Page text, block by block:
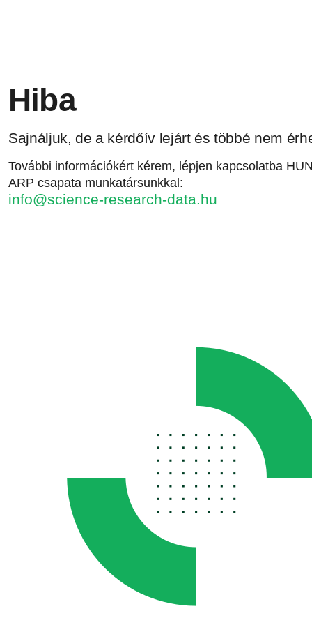
Hiba
Sajnáljuk, de a kérdőív lejárt és többé nem
További információkért kérem, lépjen kapcsolatba
ARP csapata munkatársunkkal:
info@science-research-data.hu